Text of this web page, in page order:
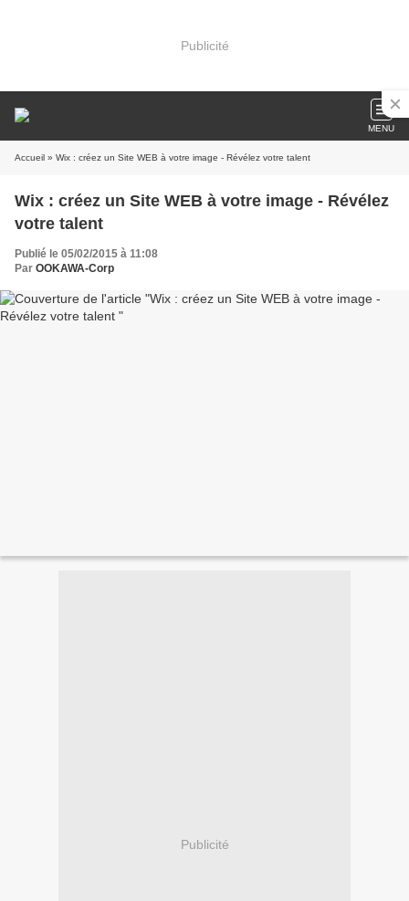
Publicité
MENU
Accueil » Wix : créez un Site WEB à votre image - Révélez votre talent
Wix : créez un Site WEB à votre image - Révélez
votre talent
Publié le 05/02/2015 à 11:08
Par OOKAWA-Corp
Publicité